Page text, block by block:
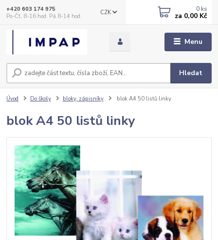
Menu
CZK
Hledat
+420 603 174 975
Po-Čt, 8-16 hod. Pá 8-14 hod.
0 ks
za 0,00 Kč
Úvod Do školy bloky, zápisníky blok A4 50 listů linky
blok A4 50 listů linky